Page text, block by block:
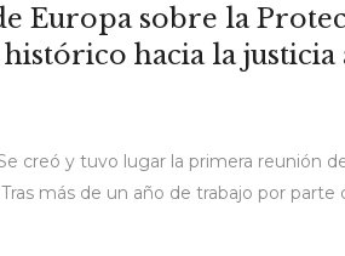
Europa sobre la
hacia la
creó y tuvo lugar la primera reunión
más de un año de trabajo por parte